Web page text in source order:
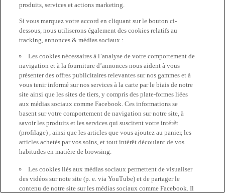
produits, services et actions marketing.
Si vous marquez votre accord en cliquant sur le bouton ci-
dessous, nous utiliserons également des cookies relatifs au
tracking, annonces & médias sociaux :
Les cookies nécessaires à l’analyse de votre comportement de
navigation et à la fourniture d’annonces nous aident à vous
présenter des offres publicitaires relevantes sur nos gammes et à
vous tenir informé sur nos services à la carte par le biais de notre
site ainsi que les sites de tiers, y compris des plate-formes liées
aux médias sociaux comme Facebook. Ces informations se
basent sur votre comportement de navigation sur notre site, à
savoir les produits et les services qui suscitent votre intérêt
(profilage) , ainsi que les articles que vous ajoutez au panier, les
articles achetés par vos soins, et tout intérêt découlant de vos
habitudes en matière de browsing.
Les cookies liés aux médias sociaux permettent de visualiser
des vidéos sur note site (p. e. via YouTube) et de partager le
contenu de notre site sur les médias sociaux comme Facebook. Il